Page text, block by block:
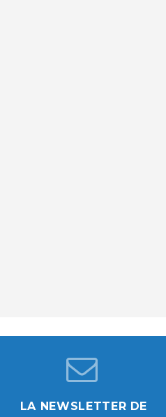
LA NEWSLETTER DE